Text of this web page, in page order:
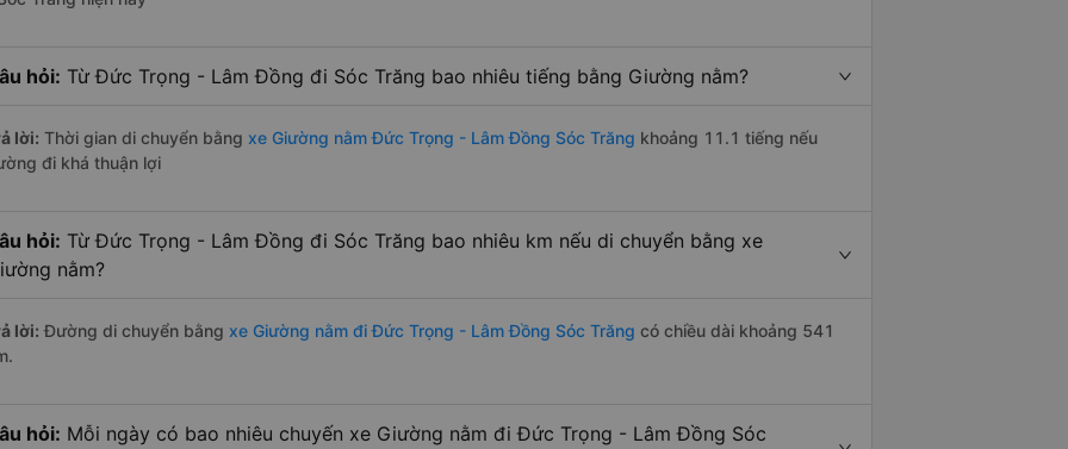
hỏi: Từ Đức Trọng - Lâm Đồng đi Sóc Trăng bao nhiêu tiếng bằng Giường nằm?
lời: Thời gian di chuyển bằng xe Giường nằm Đức Trọng - Lâm Đồng Sóc Trăng khoảng 11.1 tiếng nếu
đi khá thuận lợi
hỏi: Từ Đức Trọng - Lâm Đồng đi Sóc Trăng bao nhiêu km nếu di chuyển bằng xe
nằm?
lời: Đường di chuyển bằng xe Giường nằm đi Đức Trọng - Lâm Đồng Sóc Trăng có chiều dài khoảng 541
hỏi: Mỗi ngày có bao nhiêu chuyến xe Giường nằm đi Đức Trọng - Lâm Đồng Sóc